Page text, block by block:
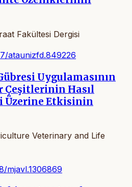
Fakültesi Dergisi
ataunizfd.849226
Uygulamasının
Çeşitlerinin Hasıl
Üzerine Etkisinin
Veterinary and Life
mjavl.1306869